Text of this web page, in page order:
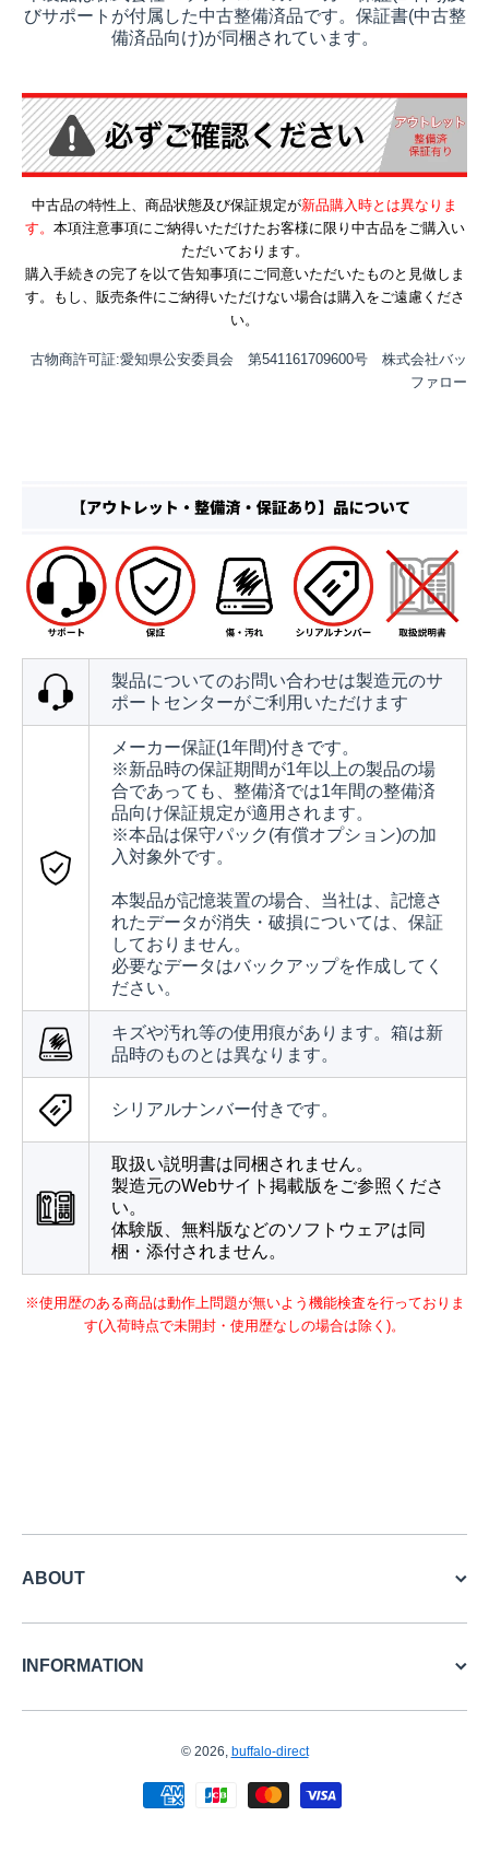
びサポートが付属した中古整備済品です。保証書(中古整
備済品向け)が同梱されています。
中古品の特性上、商品状態及び保証規定が新品購入時とは異なりま
す。 本項注意事項にご納得いただけたお客様に限り中古品をご購入い
ただいております。
購入手続きの完了を以て告知事項にご同意いただいたものと見做しま
す。もし、販売条件にご納得いただけない場合は購入をご遠慮くださ
い。
古物商許可証:愛知県公安委員会 第541161709600号 株式会社バッ
ファロー
製品についてのお問い合わせは製造元のサ
ポートセンターがご利用いただけます
メーカー保証(1年間)付きです。
※新品時の保証期間が1年以上の製品の場
合であっても、整備済では1年間の整備済
品向け保証規定が適用されます。
※本品は保守パック(有償オプション)の加
入対象外です。
本製品が記憶装置の場合、当社は、記憶さ
れたデータが消失・破損については、保証
しておりません。
必要なデータはバックアップを作成してく
ださい。
キズや汚れ等の使用痕があります。箱は新
品時のものとは異なります。
シリアルナンバー付きです。
取扱い説明書は同梱されません。
製造元のWebサイト掲載版をご参照くださ
い。
体験版、無料版などのソフトウェアは同
梱・添付されません。
※使用歴のある商品は動作上問題が無いよう機能検査を行っておりま
す(入荷時点で未開封・使用歴なしの場合は除く)。
ABOUT
INFORMATION
© 2026, buffalo-direct
お支払い方法